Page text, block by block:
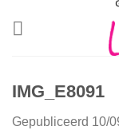
IMG_E8091
Gepubliceerd 10/